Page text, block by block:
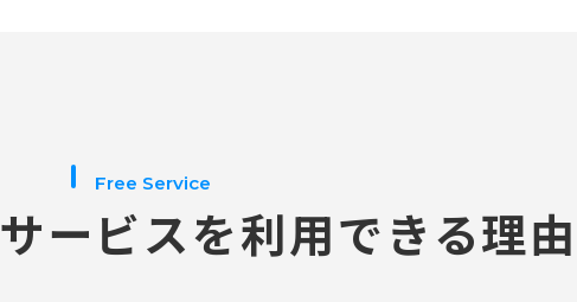
Free Service
サービスを利用できる理由